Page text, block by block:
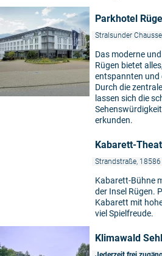
Parkhotel
Stralsunder
Das moderne
Rügen bietet
entspannten und
Durch die
lassen sich die
erkunden.
Kabarett-
Strandstraße, 18586
Kabarett-Bühne
der Insel Rügen.
Kabarett mit
viel Spielfreude.
Klimawald